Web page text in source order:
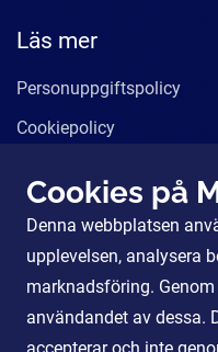
Läs mer
Personuppgiftspolicy
Cookiepolicy
Våra tjänster
För Partners
Cookies på
Denna webbplatsen
upplevelsen, analysera
marknadsföring.
användandet av dessa.